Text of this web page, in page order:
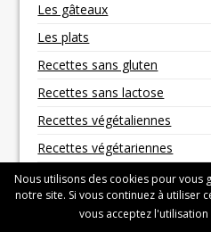
Les gâteaux
Les plats
Recettes sans gluten
Recettes sans lactose
Recettes végétaliennes
Recettes végétariennes
Copyright © 2026
Nous utilisons des cookies pour vous
notre site. Si vous continuez à utiliser
vous acceptez l'utilisation